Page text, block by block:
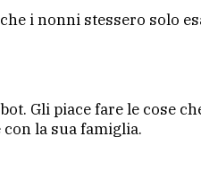
i nonni stessero solo
Gli piace fare le cose
la sua famiglia.